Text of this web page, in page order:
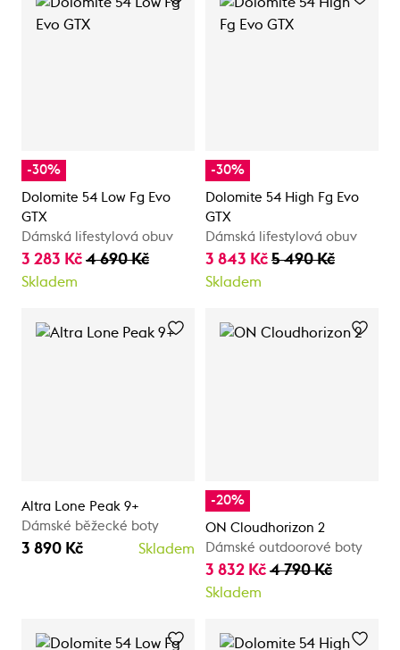
-30%
Dolomite 54 Low Fg Evo
GTX
Dámská lifestylová obuv
3 283 Kč 4 690 Kč
Skladem
-30%
Dolomite 54 High Fg Evo
GTX
Dámská lifestylová obuv
3 843 Kč 5 490 Kč
Skladem
Altra Lone Peak 9+
Dámské běžecké boty
3 890 Kč Skladem
-20%
ON Cloudhorizon 2
Dámské outdoorové boty
3 832 Kč 4 790 Kč
Skladem